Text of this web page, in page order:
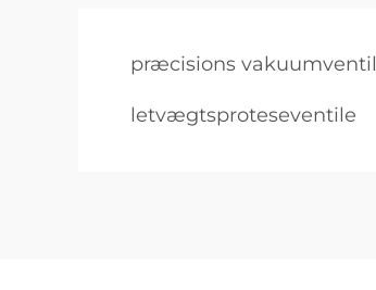
præcisions vakuumventil
letvægtsproteseventile